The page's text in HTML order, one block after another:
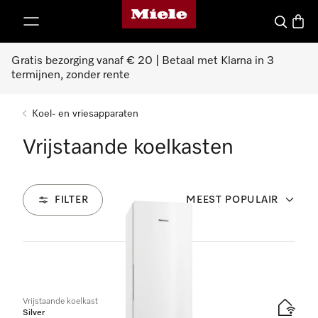
Homepage van Miele
Wat zoek
Gratis bezorging vanaf € 20 | Betaal met Klarna in 3
termijnen, zonder rente
Koel- en vriesapparaten
Vrijstaande koelkasten
FILTER MEEST POPULAIR
11
Vrijstaande koelkast
Silver